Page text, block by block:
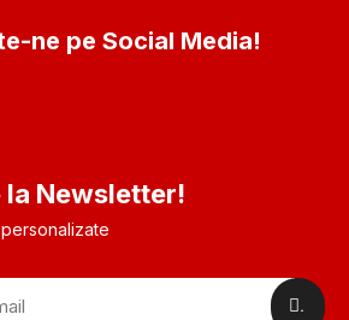
ne pe Social Media!
Newsletter!
.